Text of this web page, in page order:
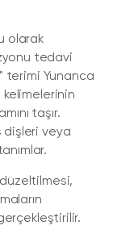
olarak
tedavi
terimi Yunanca
taşır.
dişleri veya